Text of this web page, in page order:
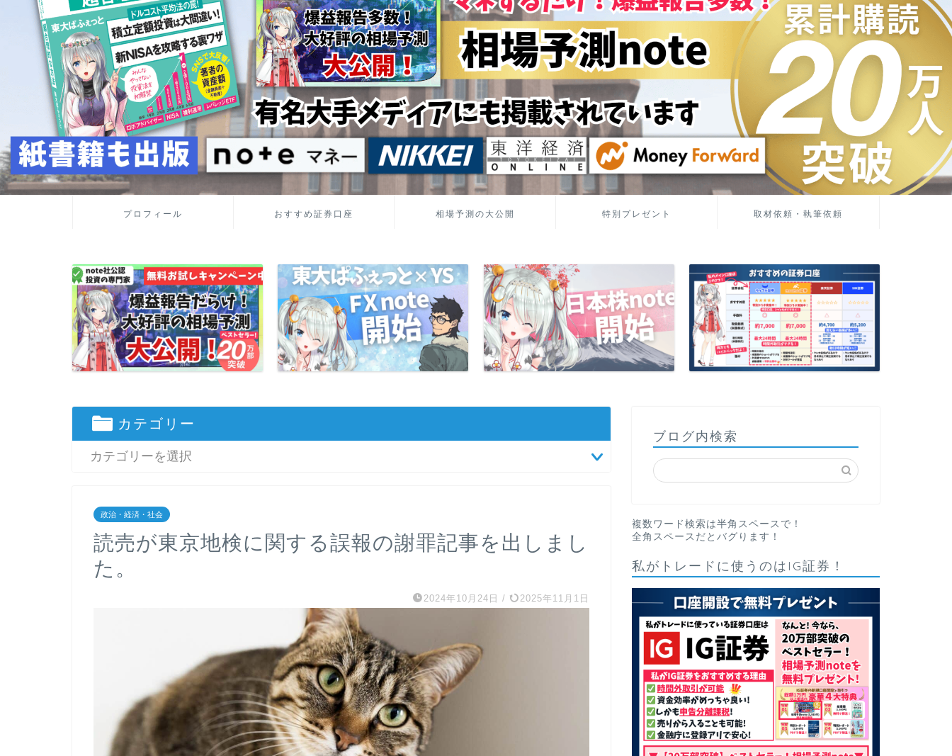
プロフィール おすすめ証券口座 相場予測の大公開 特別プレゼント 取材依頼・執筆依頼
カテゴリー
政治・経済・社会
読売が東京地検に関する誤報の謝罪記事を出しまし
た。
2024年10月24日 / 2025年11月1日
ブログ内検索
複数ワード検索は半角スペースで！
全角スペースだとバグります！
私がトレードに使うのはIG証券！